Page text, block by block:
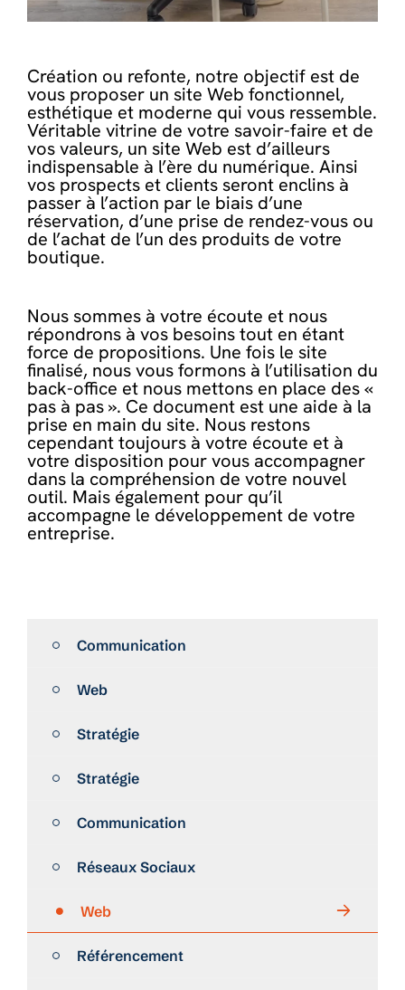
Création ou refonte, notre objectif est de
vous proposer un site Web fonctionnel,
esthétique et moderne qui vous ressemble.
Véritable vitrine de votre savoir-faire et de
vos valeurs, un site Web est d’ailleurs
indispensable à l’ère du numérique. Ainsi
vos prospects et clients seront enclins à
passer à l’action par le biais d’une
réservation, d’une prise de rendez-vous ou
de l’achat de l’un des produits de votre
boutique.
Nous sommes à votre écoute et nous
répondrons à vos besoins tout en étant
force de propositions. Une fois le site
finalisé, nous vous formons à l’utilisation du
back-office et nous mettons en place des «
pas à pas ». Ce document est une aide à la
prise en main du site. Nous restons
cependant toujours à votre écoute et à
votre disposition pour vous accompagner
dans la compréhension de votre nouvel
outil. Mais également pour qu’il
accompagne le développement de votre
entreprise.
Communication
Web
Stratégie
Stratégie
Communication
Réseaux Sociaux
Web
Référencement